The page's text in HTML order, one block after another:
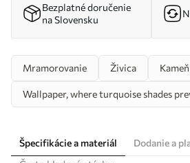
Bezplatné doručenie
na Slovensku
Mramorovanie Živica Kameň
Wallpaper, where turquoise shades
Špecifikácie a materiál
Dodanie a